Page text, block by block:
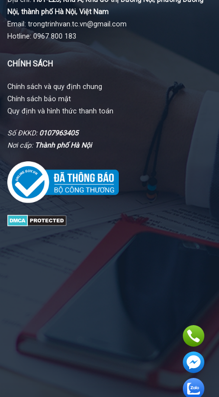
Nội, thành phố Hà Nội, Việt Nam
Email: trongtrinhvan.tc.vn@gmail.com
Hotline: 0967 800 183
CHÍNH SÁCH
Chính sách và quy định chung
Chính sách bảo mật
Quy định và hình thức thanh toán
Số ĐKKD:0107963405
Nơi cấp: Thành phố Hà Nội